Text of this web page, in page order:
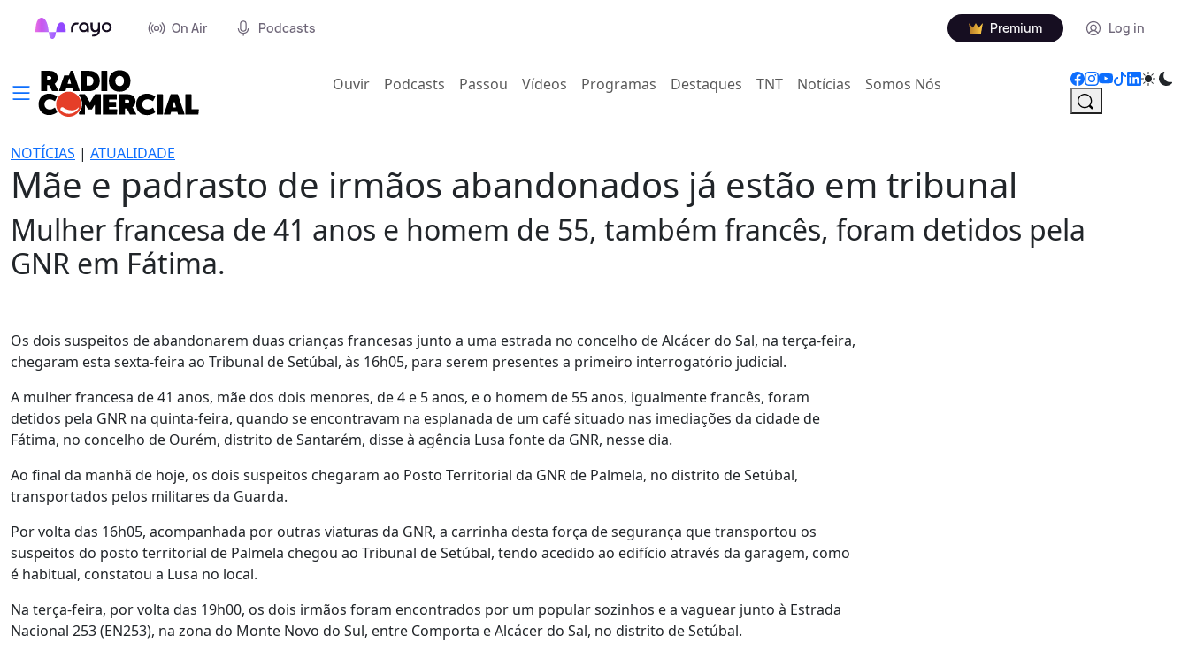
On Air Podcasts Premium Log in
Ouvir(current)
Podcasts Passou Vídeos Programas Destaques TNT Notícias Somos Nós
NOTÍCIAS | ATUALIDADE
Mãe e padrasto de irmãos abandonados já estão em tribunal
Mulher francesa de 41 anos e homem de 55, também francês, foram detidos pela
GNR em Fátima.
Os dois suspeitos de abandonarem duas crianças francesas junto a uma estrada no concelho de Alcácer do Sal, na terça-feira,
chegaram esta sexta-feira ao Tribunal de Setúbal, às 16h05, para serem presentes a primeiro interrogatório judicial.
A mulher francesa de 41 anos, mãe dos dois menores, de 4 e 5 anos, e o homem de 55 anos, igualmente francês, foram
detidos pela GNR na quinta-feira, quando se encontravam na esplanada de um café situado nas imediações da cidade de
Fátima, no concelho de Ourém, distrito de Santarém, disse à agência Lusa fonte da GNR, nesse dia.
Ao final da manhã de hoje, os dois suspeitos chegaram ao Posto Territorial da GNR de Palmela, no distrito de Setúbal,
transportados pelos militares da Guarda.
Por volta das 16h05, acompanhada por outras viaturas da GNR, a carrinha desta força de segurança que transportou os
suspeitos do posto territorial de Palmela chegou ao Tribunal de Setúbal, tendo acedido ao edifício através da garagem, como
é habitual, constatou a Lusa no local.
Na terça-feira, por volta das 19h00, os dois irmãos foram encontrados por um popular sozinhos e a vaguear junto à Estrada
Nacional 253 (EN253), na zona do Monte Novo do Sul, entre Comporta e Alcácer do Sal, no distrito de Setúbal.